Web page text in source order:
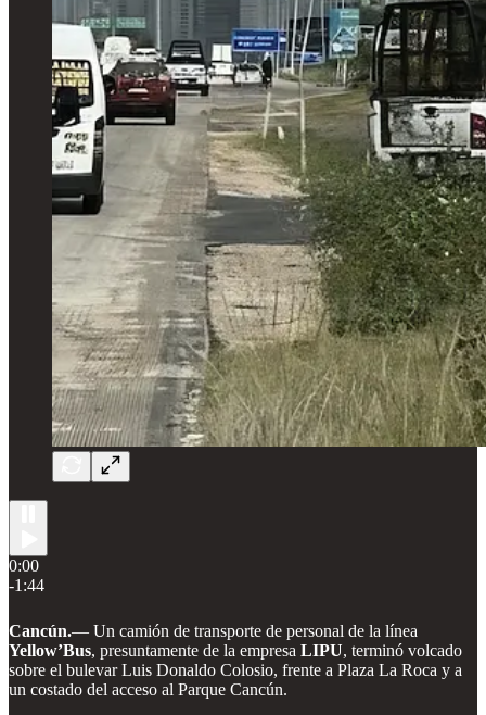
0:00
-1:44
Cancún.— Un camión de transporte de personal de la línea
Yellow’Bus, presuntamente de la empresa LIPU, terminó volcado
sobre el bulevar Luis Donaldo Colosio, frente a Plaza La Roca y a
un costado del acceso al Parque Cancún.